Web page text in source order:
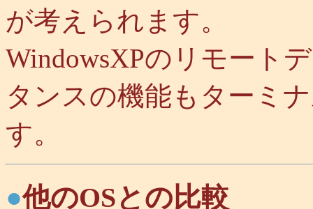
が考えられます。
WindowsXPのリモート
タンスの機能もターミ
す。
●他のOSとの比較